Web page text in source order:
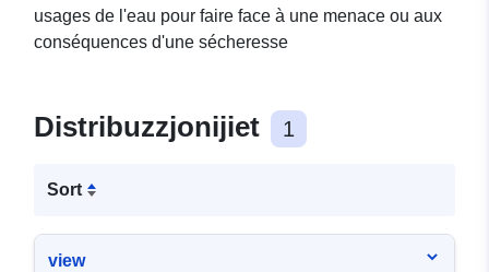
usages de l'eau pour faire face à une menace ou aux
conséquences d'une sécheresse
Distribuzzjonijiet 1
Sort
view